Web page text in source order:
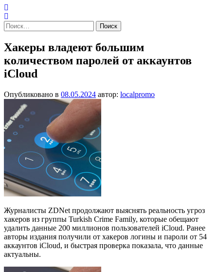
Найти:
Хакеры владеют большим
количеством паролей от аккаунтов
iCloud
Опубликовано в 08.05.2024 автор: localpromo
Журналисты ZDNet продолжают выяснять реальность угроз
хакеров из группы Turkish Crime Family, которые обещают
удалить данные 200 миллионов пользователей iCloud. Ранее
авторы издания получили от хакеров логины и пароли от 54
аккаунтов iCloud, и быстрая проверка показала, что данные
актуальны.